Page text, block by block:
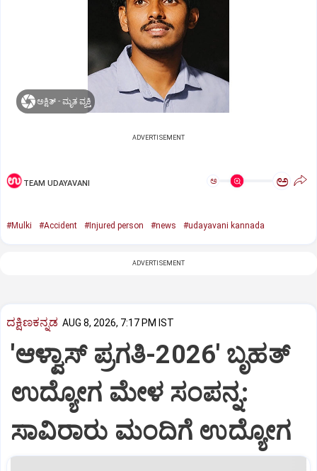
ಅಕ್ಷಿತ್‌ - ಮೃತ ವ್ಯಕ್ತಿ
ADVERTISEMENT
TEAM UDAYAVANI ಅ ಅ
#Mulki #Accident #Injured person #news #udayavani kannada
ADVERTISEMENT
ದಕ್ಷಿಣಕನ್ನಡ AUG 8, 2026, 7:17 PM IST
'ಆಳ್ವಾಸ್‌ ಪ್ರಗತಿ-2026' ಬೃಹತ್
ಉದ್ಯೋಗ ಮೇಳ ಸಂಪನ್ನ:
ಸಾವಿರಾರು ಮಂದಿಗೆ ಉದ್ಯೋಗ